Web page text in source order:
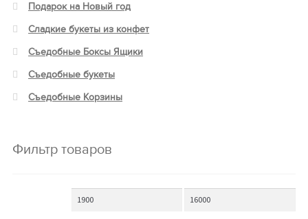
Подарок на Новый год
Сладкие букеты из конфет
Съедобные Боксы Ящики
Съедобные букеты
Съедобные Корзины
Фильтр товаров